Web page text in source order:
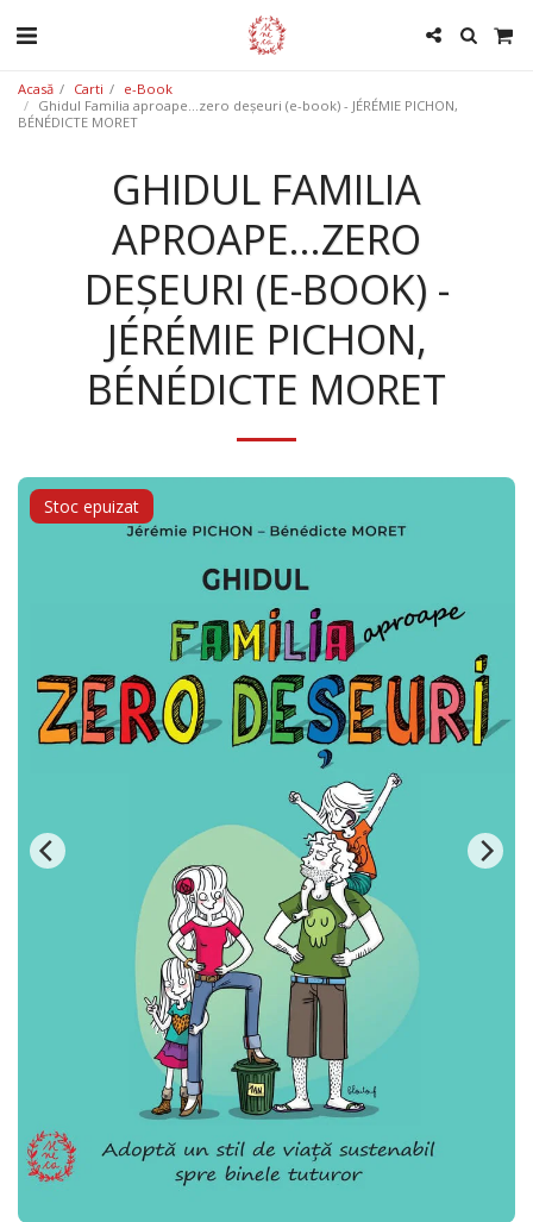
Acasă Carti
e-Book
Ghidul Familia aproape...zero deșeuri (e-book) - JÉRÉMIE PICHON,
BÉNÉDICTE MORET
GHIDUL FAMILIA
APROAPE...ZERO
DEȘEURI (E-BOOK) -
JÉRÉMIE PICHON,
BÉNÉDICTE MORET
Stoc epuizat